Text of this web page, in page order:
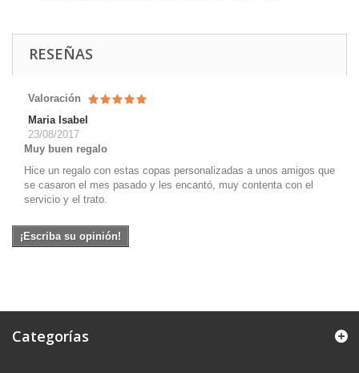
RESEÑAS
Valoración
Maria Isabel
23/08/2017
Muy buen regalo
Hice un regalo con estas copas personalizadas a unos amigos que
se casaron el mes pasado y les encantó, muy contenta con el
servicio y el trato.
¡Escriba su opinión!
Categorías